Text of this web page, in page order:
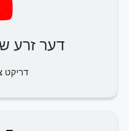
דער זרע
דריקט